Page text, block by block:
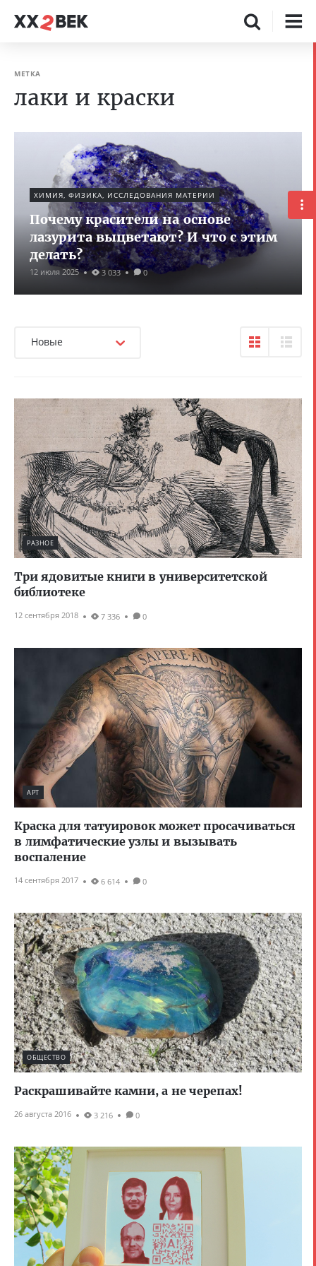
МЕТКА
лаки и краски
ХИМИЯ, ФИЗИКА, ИССЛЕДОВАНИЯ МАТЕРИИ
Почему красители на основе
лазурита выцветают? И что с этим
делать?
12 июля 2025 3 033 0
Новые
РАЗНОЕ
Три ядовитые книги в университетской
библиотеке
12 сентября 2018 7 336 0
АРТ
Краска для татуировок может просачиваться
в лимфатические узлы и вызывать
воспаление
14 сентября 2017 6 614 0
ОБЩЕСТВО
Раскрашивайте камни, а не черепах!
26 августа 2016 3 216 0